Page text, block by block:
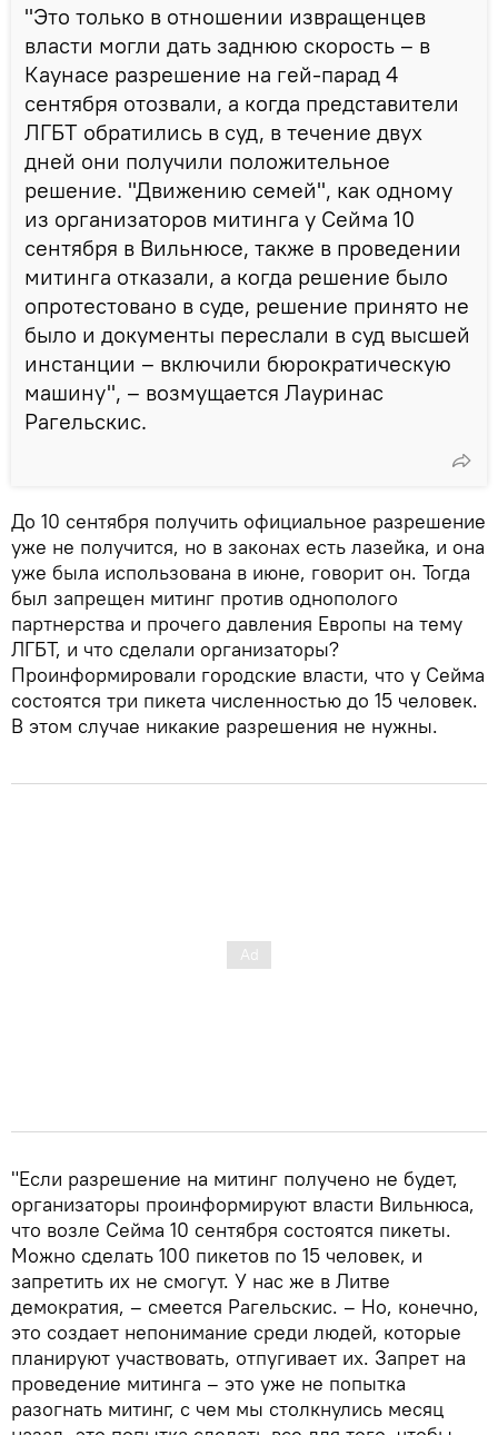
"Это только в отношении извращенцев
власти могли дать заднюю скорость – в
Каунасе разрешение на гей-парад 4
сентября отозвали, а когда представители
ЛГБТ обратились в суд, в течение двух
дней они получили положительное
решение. "Движению семей", как одному
из организаторов митинга у Сейма 10
сентября в Вильнюсе, также в проведении
митинга отказали, а когда решение было
опротестовано в суде, решение принято не
было и документы переслали в суд высшей
инстанции – включили бюрократическую
машину", – возмущается Лауринас
Рагельскис.
До 10 сентября получить официальное разрешение
уже не получится, но в законах есть лазейка, и она
уже была использована в июне, говорит он. Тогда
был запрещен митинг против однополого
партнерства и прочего давления Европы на тему
ЛГБТ, и что сделали организаторы?
Проинформировали городские власти, что у Сейма
состоятся три пикета численностью до 15 человек.
В этом случае никакие разрешения не нужны.
"Если разрешение на митинг получено не будет,
организаторы проинформируют власти Вильнюса,
что возле Сейма 10 сентября состоятся пикеты.
Можно сделать 100 пикетов по 15 человек, и
запретить их не смогут. У нас же в Литве
демократия, – смеется Рагельскис. – Но, конечно,
это создает непонимание среди людей, которые
планируют участвовать, отпугивает их. Запрет на
проведение митинга – это уже не попытка
разогнать митинг, с чем мы столкнулись месяц